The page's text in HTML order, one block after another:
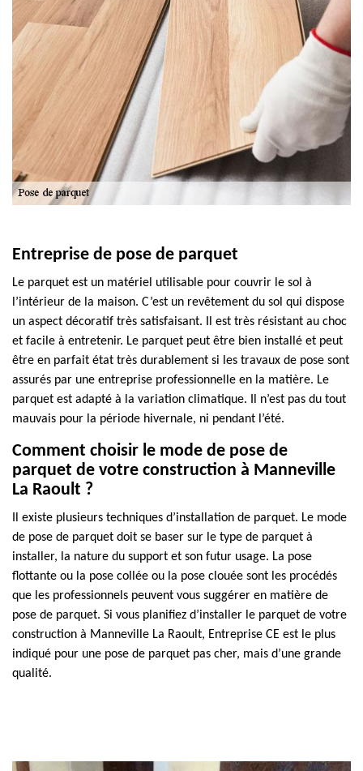
Entreprise de pose de parquet
Le parquet est un matériel utilisable pour couvrir le sol à
l’intérieur de la maison. C’est un revêtement du sol qui dispose
un aspect décoratif très satisfaisant. Il est très résistant au choc
et facile à entretenir. Le parquet peut être bien installé et peut
être en parfait état très durablement si les travaux de pose sont
assurés par une entreprise professionnelle en la matière. Le
parquet est adapté à la variation climatique. Il n’est pas du tout
mauvais pour la période hivernale, ni pendant l’été.
Comment choisir le mode de pose de
parquet de votre construction à Manneville
La Raoult ?
Il existe plusieurs techniques d’installation de parquet. Le mode
de pose de parquet doit se baser sur le type de parquet à
installer, la nature du support et son futur usage. La pose
flottante ou la pose collée ou la pose clouée sont les procédés
que les professionnels peuvent vous suggérer en matière de
pose de parquet. Si vous planifiez d’installer le parquet de votre
construction à Manneville La Raoult, Entreprise CE est le plus
indiqué pour une pose de parquet pas cher, mais d’une grande
qualité.